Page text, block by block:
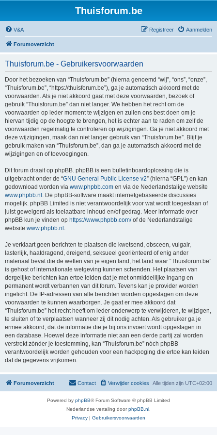
Thuisforum.be
V&A Aanmelden
Registreer
Forumoverzicht
Thuisforum.be - Gebruikersvoorwaarden
Door het bezoeken van “Thuisforum.be” (hierna genoemd “wij”, “ons”, “onze”,
“Thuisforum.be”, “https://thuisforum.be”), ga je automatisch akkoord met de
voorwaarden. Als je niet akkoord gaat met deze voorwaarden, bezoek of
gebruik “Thuisforum.be” dan niet langer. We hebben het recht om de
voorwaarden op ieder moment te wijzigen en zullen ons best doen om je
hiervan tijdig op de hoogte te brengen, het is echter aan te raden om zelf de
voorwaarden regelmatig te controleren op wijzigingen. Ga je niet akkoord met
deze wijzigingen, maak dan niet langer gebruik van “Thuisforum.be”. Blijf je
gebruik maken van “Thuisforum.be”, dan ga je automatisch akkoord met de
wijzigingen en of toevoegingen.
Dit forum draait op phpBB. phpBB is een bulletinboardoplossing die is
uitgebracht onder de “GNU General Public License v2” (hierna “GPL”) en kan
gedownload worden via www.phpbb.com en via de Nederlandstalige website
www.phpbb.nl . De phpBB-software maakt internetgebaseerde discussies
mogelijk. phpBB Limited is niet verantwoordelijk voor wat wordt toegestaan of
juist geweigerd als toelaatbare inhoud en/of gedrag. Meer informatie over
phpBB kun je vinden op https://www.phpbb.com/of de Nederlandstalige
website www.phpbb.nl .
Je verklaart geen berichten te plaatsen die kwetsend, obsceen, vulgair,
lasterlijk, haatdragend, dreigend, seksueel georiënteerd of enig ander
materiaal bevat die de wetten van je eigen land, het land waar “Thuisforum.be”
is gehost of internationale wetgeving kunnen schenden. Het plaatsen van
dergelijke berichten kan ertoe leiden dat je met onmiddellijke ingang en
permanent wordt verbannen van dit forum. Tevens kan je provider worden
ingelicht. De IP-adressen van alle berichten worden opgeslagen om deze
voorwaarden te kunnen waarborgen. Je gaat er mee akkoord dat
“Thuisforum.be” het recht heeft om ieder onderwerp te verwijderen, te wijzigen,
te sluiten of te verplaatsen wanneer zij dit nodig achten. Als gebruiker ga je
ermee akkoord, dat de informatie die je bij ons invoert wordt opgeslagen in
een database. Hoewel deze informatie niet aan een derde partij zal worden
verstrekt zónder je toestemming, kan “Thuisforum.be” nóch phpBB
verantwoordelijk worden gehouden voor een hackpoging die ertoe kan leiden
dat de gegevens vrijkomen.
Forumoverzicht Alle tijden zijn UTC+02:00
Verwijder cookies
Contact
Powered by phpBB® Forum Software © phpBB Limited
Nederlandse vertaling doorphpBB.nl
Privacy | Gebruikersvoorwaarden